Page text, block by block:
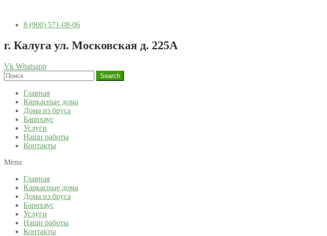
8 (900) 571-08-06
г. Калуга ул. Московская д. 225А
Vk Whatsapp
Search
Главная
Каркасные дома
Дома из бруса
Барнхаус
Услуги
Наши работы
Контакты
Menu
Главная
Каркасные дома
Дома из бруса
Барнхаус
Услуги
Наши работы
Контакты